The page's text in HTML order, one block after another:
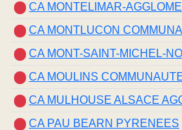
CA MONTELIMAR-
CA MONTLUCON
CA MONT-SAINT-MICHEL-
CA MOULINS
CA MULHOUSE ALSACE
CA PAU BEARN PYRENEES